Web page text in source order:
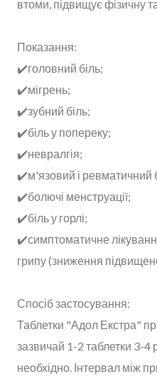
втоми, підвищує фізичну
Показання:
✔️головний біль;
✔️мігрень;
✔️зубний біль;
✔️біль у попереку;
✔️невралгія;
✔️м'язовий і ревматичний
✔️болючі менструації;
✔️біль у горлі;
✔️симптоматичне
грипу (зниження
Спосіб застосування:
Таблетки "Адол Екстра"
зазвичай 1-2 таблетки 3-4
необхідно. Інтервал між